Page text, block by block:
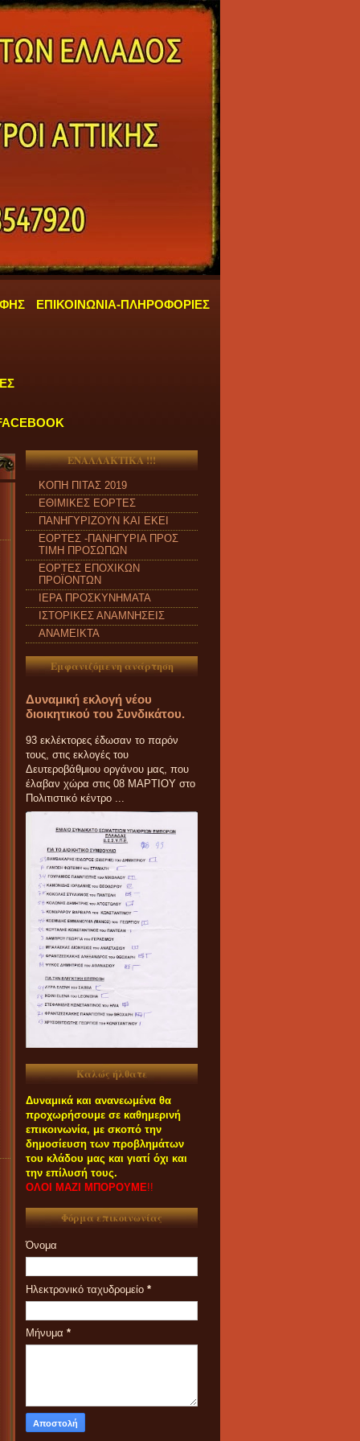
ΕΠΙΚΟΙΝΩΝΙΑ-ΠΛΗΡΟΦΟΡΙΕΣ
ΕΝΑΛΛΑΚΤΙΚΑ !!!
ΚΟΠΗ ΠΙΤΑΣ 2019
ΕΘΙΜΙΚΕΣ ΕΟΡΤΕΣ
ΠΑΝΗΓΥΡΙΖΟΥΝ ΚΑΙ ΕΚΕΙ
ΕΟΡΤΕΣ -ΠΑΝΗΓΥΡΙΑ ΠΡΟΣ
ΤΙΜΗ ΠΡΟΣΩΠΩΝ
ΕΟΡΤΕΣ ΕΠΟΧΙΚΩΝ
ΠΡΟΪΟΝΤΩΝ
ΙΕΡΑ ΠΡΟΣΚΥΝΗΜΑΤΑ
ΙΣΤΟΡΙΚΕΣ ΑΝΑΜΝΗΣΕΙΣ
ΑΝΑΜΕΙΚΤΑ
Εμφανιζόμενη ανάρτηση
Δυναμική εκλογή νέου
διοικητικού του Συνδικάτου.
93 εκλέκτορες έδωσαν το παρόν
τους, στις εκλογές του
Δευτεροβάθμιου οργάνου μας, που
έλαβαν χώρα στις 08 ΜΑΡΤΙΟΥ στο
Πολιτιστικό κέντρο ...
Καλώς ήλθατε
Δυναμικά και ανανεωμένα θα
προχωρήσουμε σε καθημερινή
επικοινωνία, με σκοπό την
δημοσίευση των προβλημάτων
του κλάδου μας και γιατί όχι και
την επίλυσή τους.
ΟΛΟΙ ΜΑΖΙ ΜΠΟΡΟΥΜΕ!!
Φόρμα επικοινωνίας
Όνομα
Ηλεκτρονικό ταχυδρομείο *
Μήνυμα *